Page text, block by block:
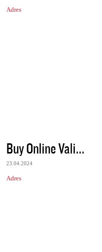
Adres
Buy Online Vali...
23.04.2024
Adres